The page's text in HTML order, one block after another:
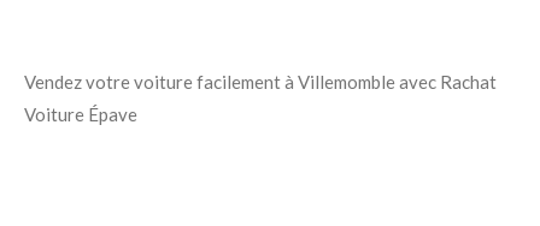
Vendez votre voiture facilement à Villemomble avec Rachat
Voiture Épave